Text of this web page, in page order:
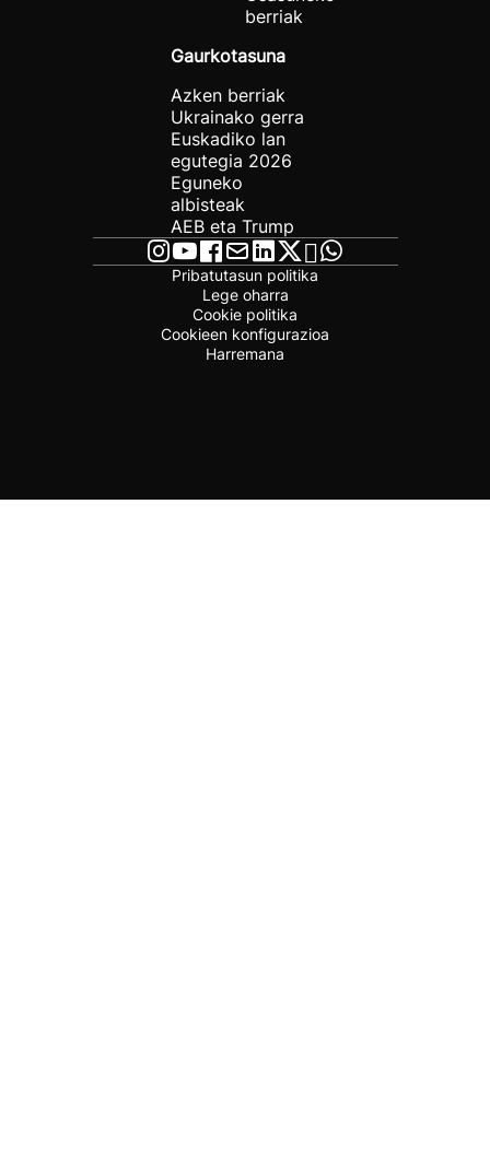
berriak
Gaurkotasuna
Azken berriak
Ukrainako gerra
Euskadiko lan
egutegia 2026
Eguneko
albisteak
AEB eta Trump
Pribatutasun politika
Lege oharra
Cookie politika
Cookieen konfigurazioa
Harremana